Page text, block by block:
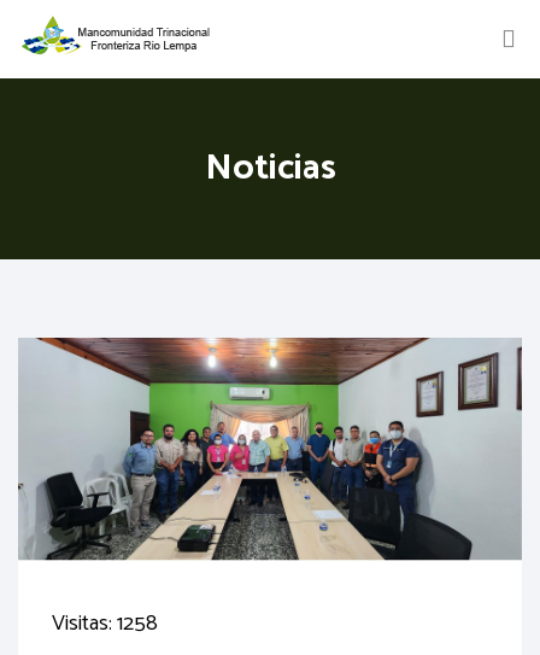
Noticias
Visitas: 1258